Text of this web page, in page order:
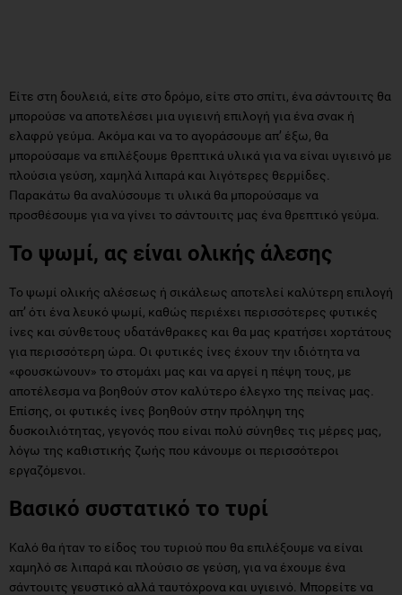
Είτε στη δουλειά, είτε στο δρόμο, είτε στο σπίτι, ένα σάντουιτς θα
μπορούσε να αποτελέσει μια υγιεινή επιλογή για ένα σνακ ή
ελαφρύ γεύμα. Ακόμα και να το αγοράσουμε απ’ έξω, θα
μπορούσαμε να επιλέξουμε θρεπτικά υλικά για να είναι υγιεινό με
πλούσια γεύση, χαμηλά λιπαρά και λιγότερες θερμίδες.
Παρακάτω θα αναλύσουμε τι υλικά θα μπορούσαμε να
προσθέσουμε για να γίνει το σάντουιτς μας ένα θρεπτικό γεύμα.
Το ψωμί, ας είναι ολικής άλεσης
Τo ψωμί ολικής αλέσεως ή σικάλεως αποτελεί καλύτερη επιλογή
απ’ ότι ένα λευκό ψωμί, καθώς περιέχει περισσότερες φυτικές
ίνες και σύνθετους υδατάνθρακες και θα μας κρατήσει χορτάτους
για περισσότερη ώρα. Οι φυτικές ίνες έχουν την ιδιότητα να
«φουσκώνουν» το στομάχι μας και να αργεί η πέψη τους, με
αποτέλεσμα να βοηθούν στον καλύτερο έλεγχο της πείνας μας.
Επίσης, οι φυτικές ίνες βοηθούν στην πρόληψη της
δυσκοιλιότητας, γεγονός που είναι πολύ σύνηθες τις μέρες μας,
λόγω της καθιστικής ζωής που κάνουμε οι περισσότεροι
εργαζόμενοι.
Βασικό συστατικό το τυρί
Καλό θα ήταν το είδος του τυριού που θα επιλέξουμε να είναι
χαμηλό σε λιπαρά και πλούσιο σε γεύση, για να έχουμε ένα
σάντουιτς γευστικό αλλά ταυτόχρονα και υγιεινό. Μπορείτε να